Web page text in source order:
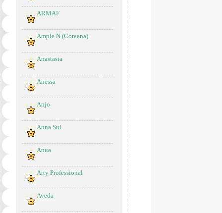
ARMAF
Ample N (Coreana)
Anastasia
Anessa
Anjo
Anna Sui
Anua
Arty Professional
Aveda